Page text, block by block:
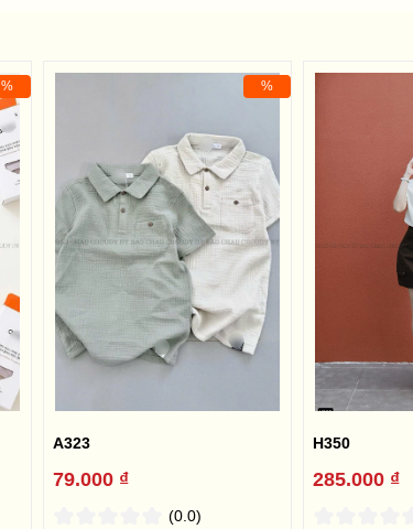
% %
A323
79.000 ₫
(0.0)
H350
285.000 ₫